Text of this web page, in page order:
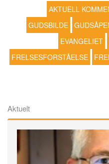
AKTUELL
GUDSBILDE
EVANGELIET
FRELSESFORSTÅELSE
Aktuelt